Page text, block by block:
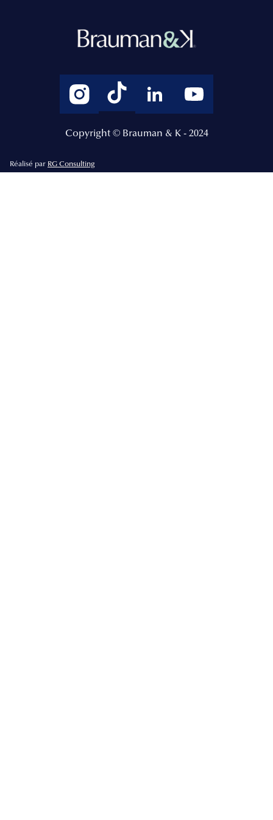
Copyright © Brauman & K - 2024
Réalisé par RG Consulting